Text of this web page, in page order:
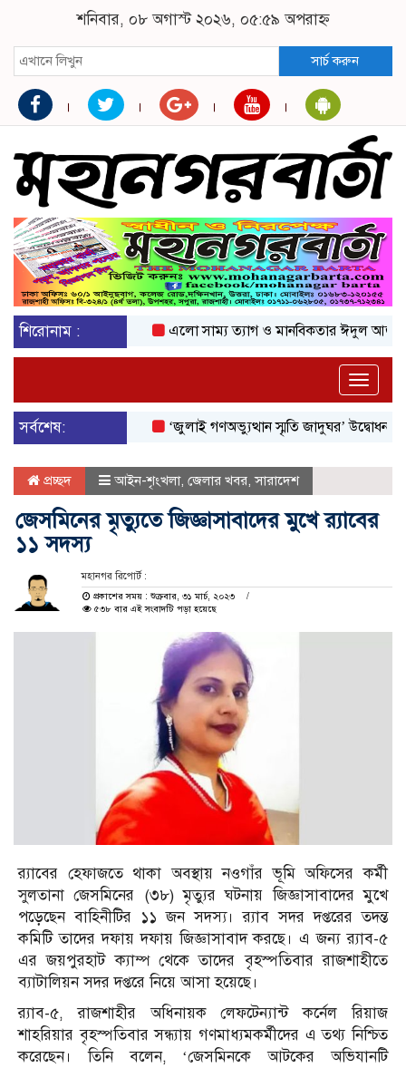
শনিবার, ০৮ অগাস্ট ২০২৬, ০৫:৫৯ অপরাহ্ন
সার্চ করুন
শিরোনাম : এলো সাম্য ত্যাগ ও মানবিকতার ঈদুল আজহা
Toggle
সর্বশেষ:
‘জুলাই গণঅভ্যুত্থান স্মৃতি জাদুঘর’ উদ্বোধন করলেন
প্রচ্ছদ আইন-শৃংখলা, জেলার খবর,সারাদেশ
জেসমিনের মৃত্যুতে জিজ্ঞাসাবাদের মুখে র‌্যাবের
১১ সদস্য
মহানগর রিপোর্ট :
প্রকাশের সময় : শুক্রবার, ৩১ মার্চ, ২০২৩
৫৩৮ বার এই সংবাদটি পড়া হয়েছে
র‌্যাবের হেফাজতে থাকা অবস্থায় নওগাঁর ভূমি অফিসের কর্মী
সুলতানা জেসমিনের (৩৮) মৃত্যুর ঘটনায় জিজ্ঞাসাবাদের মুখে
পড়েছেন বাহিনীটির ১১ জন সদস্য। র‌্যাব সদর দপ্তরের তদন্ত
কমিটি তাদের দফায় দফায় জিজ্ঞাসাবাদ করছে। এ জন্য র‌্যাব-৫
এর জয়পুরহাট ক্যাম্প থেকে তাদের বৃহস্পতিবার রাজশাহীতে
ব্যাটালিয়ন সদর দপ্তরে নিয়ে আসা হয়েছে।
র‌্যাব-৫, রাজশাহীর অধিনায়ক লেফটেন্যান্ট কর্নেল রিয়াজ
শাহরিয়ার বৃহস্পতিবার সন্ধ্যায় গণমাধ্যমকর্মীদের এ তথ্য নিশ্চিত
করেছেন। তিনি বলেন, ‘জেসমিনকে আটকের অভিযানটি